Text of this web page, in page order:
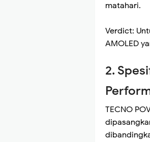
matahari.
Verdict:
AMOLED
2.
TECNO